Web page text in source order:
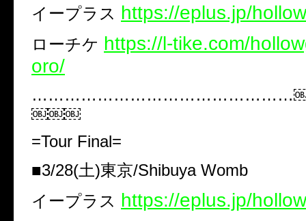
イープラス https://eplus.jp/
ローチケ ​https://l-tike.com/
oro/
￼￼￼
=Tour Final=
■3/28(土)東京/Shibuya Womb
イープラス https://eplus.jp/